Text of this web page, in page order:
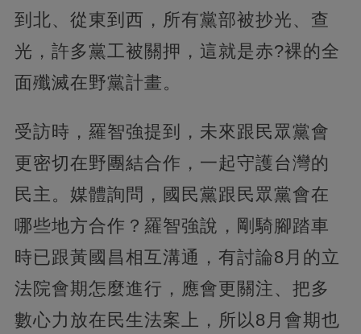
到北、從東到西，所有黨部被抄光、查
光，許多黨工被關押，這就是赤?裸的全
面殲滅在野黨計畫。
受訪時，羅智強提到，未來跟民眾黨會
更密切在野團結合作，一起守護台灣的
民主。媒體詢問，國民黨跟民眾黨會在
哪些地方合作？羅智強說，剛騎腳踏車
時已跟黃國昌相互溝通，有討論8月的立
法院會期怎麼進行，應會更關注、把多
數心力放在民生法案上，所以8月會期也